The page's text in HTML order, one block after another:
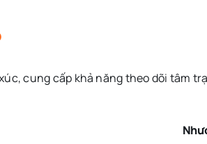
cung cấp khả năng theo dõi tâm